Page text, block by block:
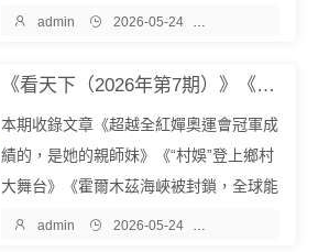
多元，包含時政、財經、科技、文化、娛
者展現更廣闊的世界和人生的更多可能。
國...
 admin  2026-05-24 
《看天下（2026年第7期）》《看天下》雜誌社『中文EPUB電子書下載 - 爾書網』
本期收錄文章《超越全紅嬋奧運會冠軍成
績的，是她的親師妹》《“村娛”登上鄉村
大舞台》《霍爾木茲海峽被封鎖，全球能
源革命的齒輪加速轉動？》等。《看天
 admin  2026-05-24 